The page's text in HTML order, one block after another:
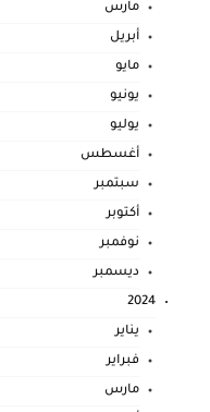
مارس
أبريل
مايو
يونيو
يوليو
أغسطس
سبتمبر
أكتوبر
نوفمبر
ديسمبر
2024
يناير
فبراير
مارس